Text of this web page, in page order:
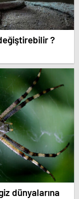
?
dünyalarına